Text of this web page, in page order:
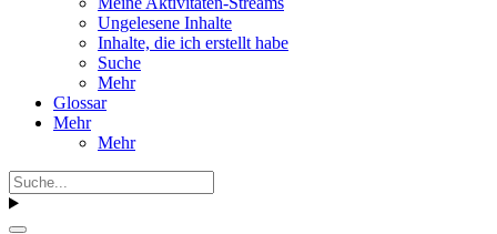
Ungelesene Inhalte
Inhalte, die ich erstellt habe
Suche
Mehr
Glossar
Mehr
Mehr